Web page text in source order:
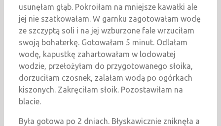
usunęłam głąb. Pokroiłam na mniejsze kawałki ale
jej nie szatkowałam. W garnku zagotowałam wodę
ze szczyptą soli i na jej wzburzone fale wrzuciłam
swoją bohaterkę. Gotowałam 5 minut. Odlałam
wodę, kapustkę zahartowałam w lodowatej
wodzie, przełożyłam do przygotowanego słoika,
dorzuciłam czosnek, zalałam wodą po ogórkach
kiszonych. Zakręciłam słoik. Pozostawiłam na
blacie.
Była gotowa po 2 dniach. Błyskawicznie zniknęła a